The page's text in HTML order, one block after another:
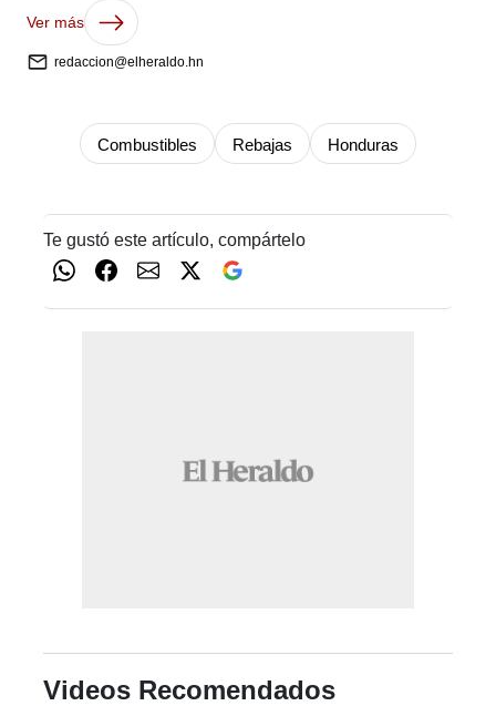
Ver más
redaccion@elheraldo.hn
Combustibles Rebajas Honduras
Te gustó este artículo, compártelo
Videos Recomendados